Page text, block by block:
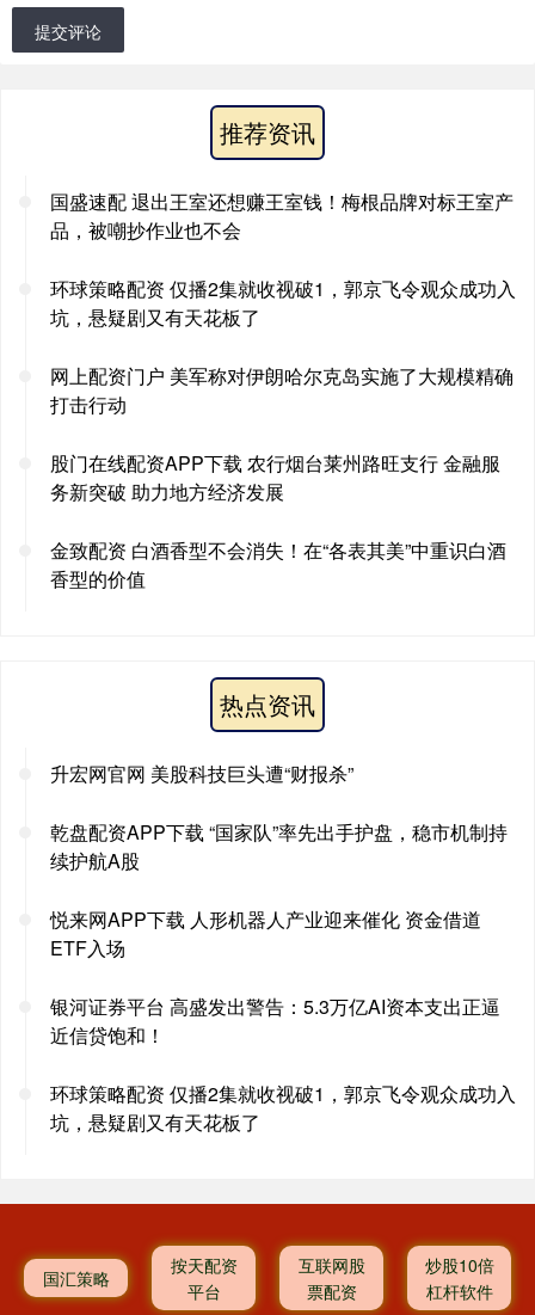
提交评论
推荐资讯
国盛速配 退出王室还想赚王室钱！梅根品牌对标王室产
品，被嘲抄作业也不会
环球策略配资 仅播2集就收视破1，郭京飞令观众成功入
坑，悬疑剧又有天花板了
网上配资门户 美军称对伊朗哈尔克岛实施了大规模精确
打击行动
股门在线配资APP下载 农行烟台莱州路旺支行 金融服
务新突破 助力地方经济发展
金致配资 白酒香型不会消失！在“各表其美”中重识白酒
香型的价值
热点资讯
升宏网官网 美股科技巨头遭“财报杀”
乾盘配资APP下载 “国家队”率先出手护盘，稳市机制持
续护航A股
悦来网APP下载 人形机器人产业迎来催化 资金借道
ETF入场
银河证券平台 高盛发出警告：5.3万亿AI资本支出正逼
近信贷饱和！
环球策略配资 仅播2集就收视破1，郭京飞令观众成功入
坑，悬疑剧又有天花板了
国汇策略
按天配资
平台
互联网股
票配资
炒股10倍
杠杆软件